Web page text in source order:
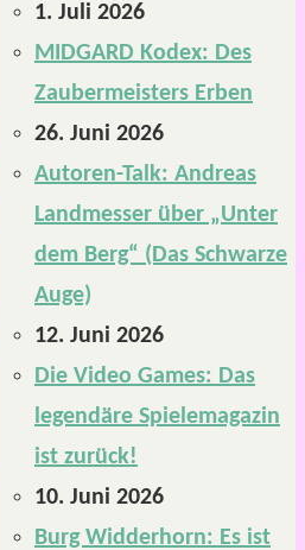
1. Juli 2026
MIDGARD Kodex: Des
Zaubermeisters Erben
26. Juni 2026
Autoren-Talk: Andreas
Landmesser über „Unter
dem Berg“ (Das Schwarze
Auge)
12. Juni 2026
Die Video Games: Das
legendäre Spielemagazin
ist zurück!
10. Juni 2026
Burg Widderhorn: Es ist